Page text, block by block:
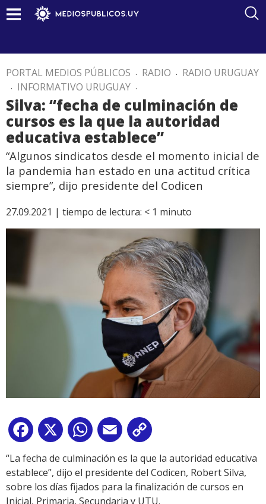
PORTAL MEDIOS PÚBLICOS . RADIO . RADIO URUGUAY
. INFORMATIVO URUGUAY .
Silva: “fecha de culminación de
cursos es la que la autoridad
educativa establece”
“Algunos sindicatos desde el momento inicial de
la pandemia han estado en una actitud crítica
siempre”, dijo presidente del Codicen
27.09.2021 | tiempo de lectura: < 1 minuto
Facebook
X WhatsApp
Email
Link
“La fecha de culminación es la que la autoridad educativa
establece”, dijo el presidente del Codicen, Robert Silva,
sobre los días fijados para la finalización de cursos en
Inicial, Primaria, Secundaria y UTU.